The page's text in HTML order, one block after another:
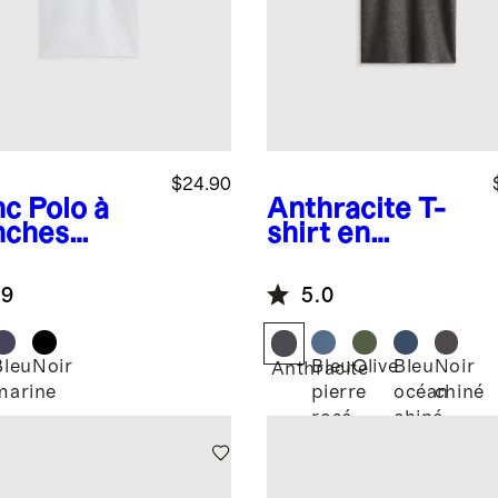
Polo à
de coton
$24.90
Noir
Anthracite T-
shirt en
Breeze
5.0
Anthracite
Bleu
pierre
rosé
OliveBleu
océan
chiné
Noir
chiné